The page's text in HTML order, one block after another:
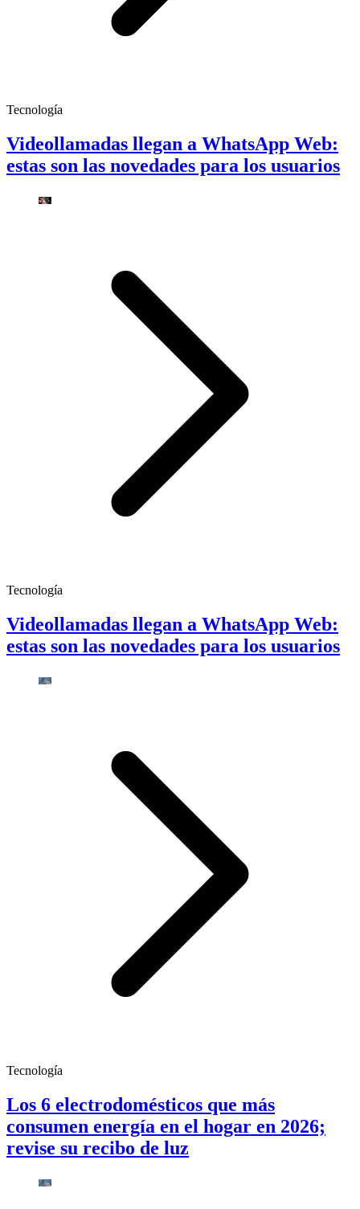
Tecnología
Videollamadas llegan a WhatsApp Web:
estas son las novedades para los usuarios
Tecnología
Videollamadas llegan a WhatsApp Web:
estas son las novedades para los usuarios
Tecnología
Los 6 electrodomésticos que más
consumen energía en el hogar en 2026;
revise su recibo de luz